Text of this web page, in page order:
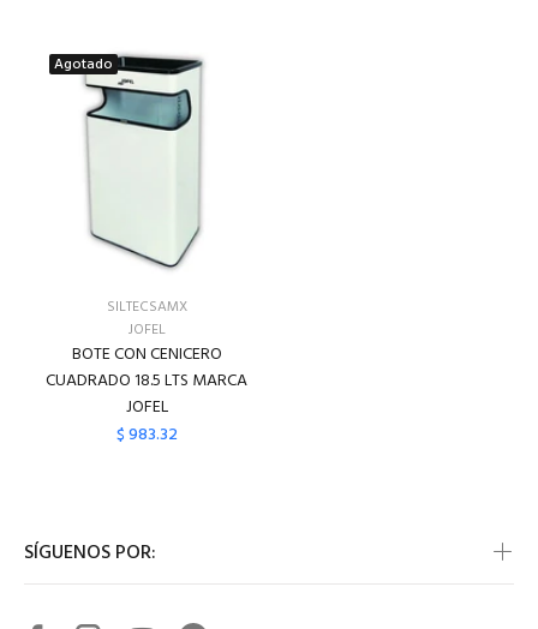
Agotado
SILTECSAMX
JOFEL
BOTE CON CENICERO
CUADRADO 18.5 LTS MARCA
JOFEL
$ 983.32
SÍGUENOS POR: